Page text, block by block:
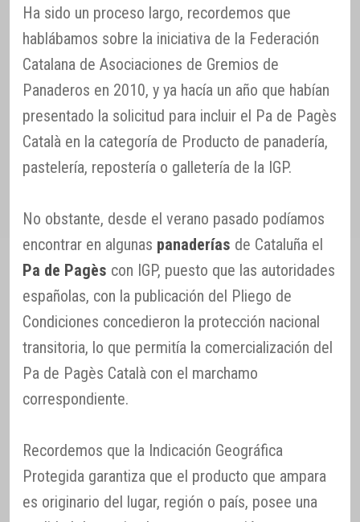
Ha sido un proceso largo, recordemos que
hablábamos sobre la iniciativa de la Federación
Catalana de Asociaciones de Gremios de
Panaderos en 2010, y ya hacía un año que habían
presentado la solicitud para incluir el Pa de Pagès
Català en la categoría de Producto de panadería,
pastelería, repostería o galletería de la IGP.
No obstante, desde el verano pasado podíamos
encontrar en algunas panaderías de Cataluña el
Pa de Pagès con IGP, puesto que las autoridades
españolas, con la publicación del Pliego de
Condiciones concedieron la protección nacional
transitoria, lo que permitía la comercialización del
Pa de Pagès Català con el marchamo
correspondiente.
Recordemos que la Indicación Geográfica
Protegida garantiza que el producto que ampara
es originario del lugar, región o país, posee una